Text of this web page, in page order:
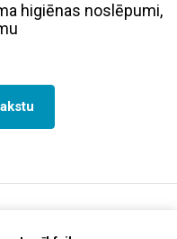
higiēnas noslēpumi,